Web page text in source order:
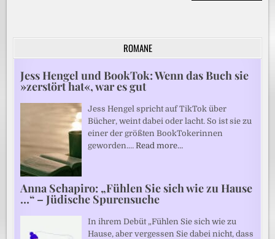
ROMANE
Jess Hengel und BookTok: Wenn das Buch sie
»zerstört hat«, war es gut
Jess Hengel spricht auf TikTok über
Bücher, weint dabei oder lacht. So ist sie zu
einer der größten BookTokerinnen
geworden.…Read more…
Anna Schapiro: „Fühlen Sie sich wie zu Hause
…“ – Jüdische Spurensuche
In ihrem Debüt „Fühlen Sie sich wie zu
Hause, aber vergessen Sie dabei nicht, dass